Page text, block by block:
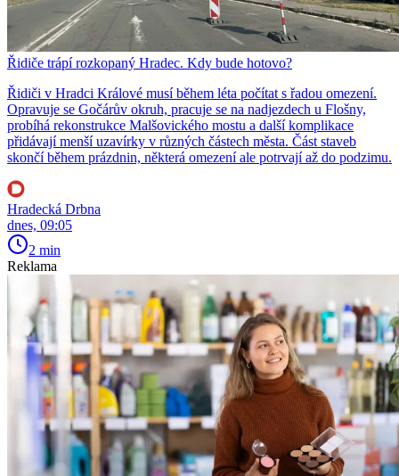
Řidiče trápí rozkopaný Hradec. Kdy bude hotovo?
Řidiči v Hradci Králové musí během léta počítat s řadou omezení.
Opravuje se Gočárův okruh, pracuje se na nadjezdech u Flošny,
probíhá rekonstrukce Malšovického mostu a další komplikace
přidávají menší uzavírky v různých částech města. Část staveb
skončí během prázdnin, některá omezení ale potrvají až do podzimu.
Hradecká Drbna
dnes, 09:05
2 min
Reklama